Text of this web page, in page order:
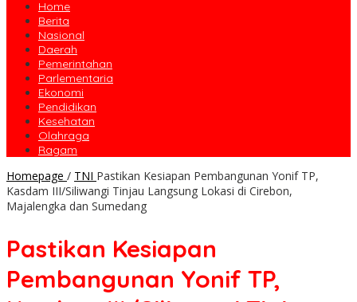
Home
Berita
Nasional
Daerah
Pemerintahan
Parlementaria
Ekonomi
Pendidikan
Kesehatan
Olahraga
Ragam
Homepage / TNI Pastikan Kesiapan Pembangunan Yonif TP,
Kasdam III/Siliwangi Tinjau Langsung Lokasi di Cirebon,
Majalengka dan Sumedang
Pastikan Kesiapan
Pembangunan Yonif TP,